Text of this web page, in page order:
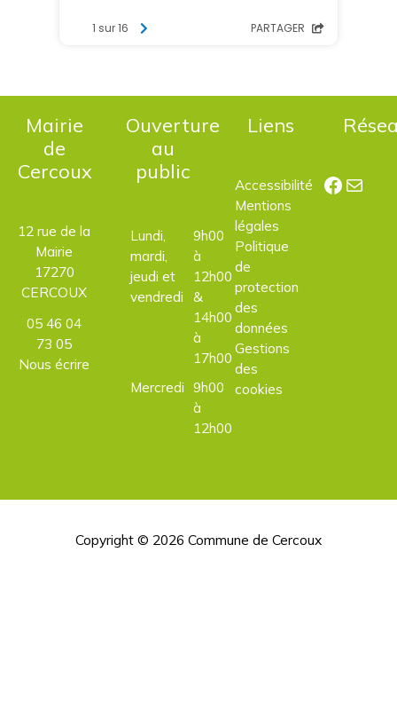
Mairie
de
Cercoux
12 rue de la
Mairie
17270
CERCOUX
05 46 04
73 05
Nous écrire
Ouverture
au
public
Lundi,
mardi,
jeudi et
vendredi
9h00
à
12h00
&
14h00
à
17h00
Mercredi 9h00
à
12h00
Liens
Accessibilité
Mentions
légales
Politique
de
protection
des
données
Gestions
des
cookies
E-mail
Copyright © 2026 Commune de Cercoux